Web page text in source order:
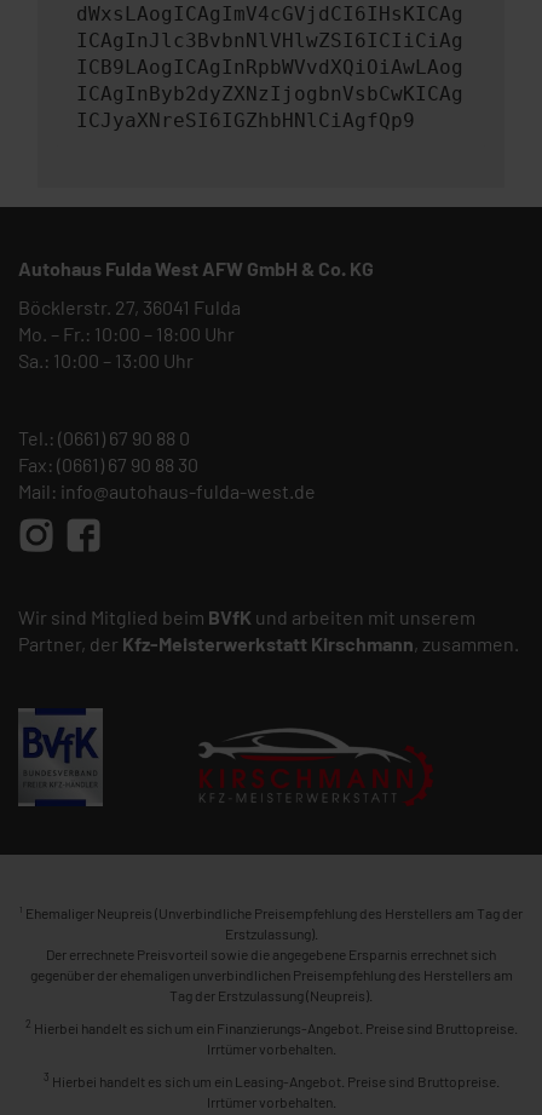
dWxsLAogICAgImV4cGVjdCI6IHsKICAg
ICAgInJlc3BvbnNlVHlwZSI6ICIiCiAg
ICB9LAogICAgInRpbWVvdXQiOiAwLAog
ICAgInByb2dyZXNzIjogbnVsbCwKICAg
ICJyaXNreSI6IGZhbHNlCiAgfQp9
Autohaus Fulda West AFW GmbH & Co. KG
Böcklerstr. 27, 36041 Fulda
Mo. – Fr.: 10:00 – 18:00 Uhr
Sa.: 10:00 – 13:00 Uhr
Tel.: (0661) 67 90 88 0
Fax: (0661) 67 90 88 30
Mail: info@autohaus-fulda-west.de
Wir sind Mitglied beim BVfK und arbeiten mit unserem
Partner, der Kfz-Meisterwerkstatt Kirschmann, zusammen.
1 Ehemaliger Neupreis (Unverbindliche Preisempfehlung des Herstellers am Tag der
Erstzulassung).
Der errechnete Preisvorteil sowie die angegebene Ersparnis errechnet sich
gegenüber der ehemaligen unverbindlichen Preisempfehlung des Herstellers am
Tag der Erstzulassung (Neupreis).
2 Hierbei handelt es sich um ein Finanzierungs-Angebot. Preise sind Bruttopreise.
Irrtümer vorbehalten.
3 Hierbei handelt es sich um ein Leasing-Angebot. Preise sind Bruttopreise.
Irrtümer vorbehalten.